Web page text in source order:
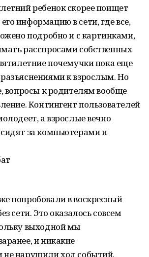
ребенок скорее поищет
информацию в сети, где все,
подробно и с картинками,
расспросами собственных
почемучки пока еще
к взрослым. Но
вопросы к родителям вообще
Контингент пользователей
а взрослые вечно
за компьютерами и
попробовали в воскресный
сети. Это оказалось совсем
выходной мы
и никакие
не нарушили ход событий.